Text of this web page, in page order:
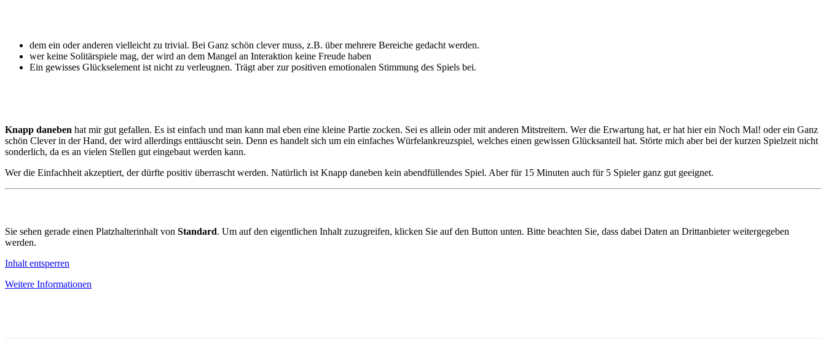
dem ein oder anderen vielleicht zu trivial. Bei Ganz schön clever muss, z.B. über mehrere Bereiche gedacht werden.
wer keine Solitärspiele mag, der wird an dem Mangel an Interaktion keine Freude haben
Ein gewisses Glückselement ist nicht zu verleugnen. Trägt aber zur positiven emotionalen Stimmung des Spiels bei.
Knapp daneben hat mir gut gefallen. Es ist einfach und man kann mal eben eine kleine Partie zocken. Sei es allein oder mit anderen Mitstreitern. Wer die Erwartung hat, er hat hier ein Noch Mal! oder ein Ganz
schön Clever in der Hand, der wird allerdings enttäuscht sein. Denn es handelt sich um ein einfaches Würfelankreuzspiel, welches einen gewissen Glücksanteil hat. Störte mich aber bei der kurzen Spielzeit nicht
sonderlich, da es an vielen Stellen gut eingebaut werden kann.
Wer die Einfachheit akzeptiert, der dürfte positiv überrascht werden. Natürlich ist Knapp daneben kein abendfüllendes Spiel. Aber für 15 Minuten auch für 5 Spieler ganz gut geeignet.
Sie sehen gerade einen Platzhalterinhalt von Standard. Um auf den eigentlichen Inhalt zuzugreifen, klicken Sie auf den Button unten. Bitte beachten Sie, dass dabei Daten an Drittanbieter weitergegeben
werden.
Inhalt entsperren
Weitere Informationen